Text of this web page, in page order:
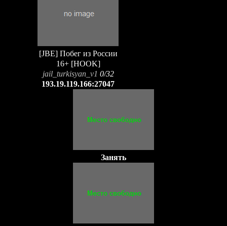
[JBE] Побег из России
16+ [HOOK]
jail_turkisyan_v1 0/32
193.19.119.166:27047
Занять